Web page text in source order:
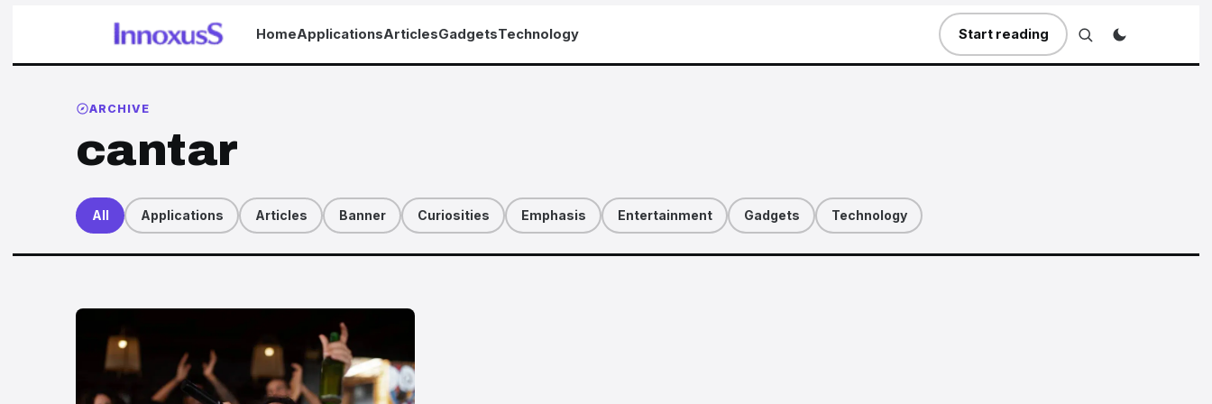
HomeApplicationsArticlesGadgetsTechnology Start reading
ARCHIVE
cantar
All Applications Articles Banner Curiosities Emphasis Entertainment Gadgets Technology
Articles